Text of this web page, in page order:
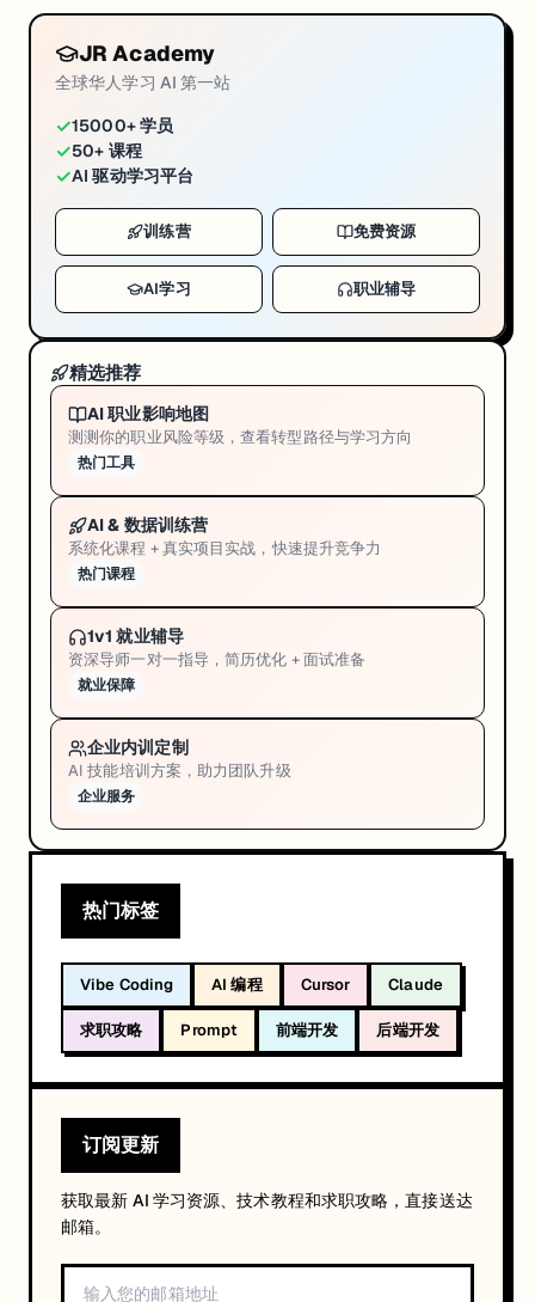
JR Academy
全球华人学习 AI 第一站
✓15000+ 学员
✓50+ 课程
✓AI 驱动学习平台
训练营 免费资源
AI学习 职业辅导
精选推荐
AI 职业影响地图
测测你的职业风险等级，查看转型路径与学习方向
热门工具
AI & 数据训练营
系统化课程 + 真实项目实战，快速提升竞争力
热门课程
1v1 就业辅导
资深导师一对一指导，简历优化 + 面试准备
就业保障
企业内训定制
AI 技能培训方案，助力团队升级
企业服务
热门标签
Vibe Coding AI 编程 Cursor Claude
求职攻略 Prompt 前端开发 后端开发
订阅更新
获取最新 AI 学习资源、技术教程和求职攻略，直接送达
邮箱。